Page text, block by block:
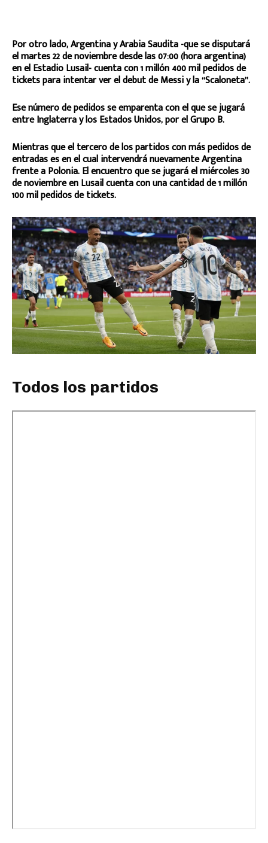
Por otro lado, Argentina y Arabia Saudita -que se disputará
el martes 22 de noviembre desde las 07:00 (hora argentina)
en el Estadio Lusail- cuenta con 1 millón 400 mil pedidos de
tickets para intentar ver el debut de Messi y la “Scaloneta”.
Ese número de pedidos se emparenta con el que se jugará
entre Inglaterra y los Estados Unidos, por el Grupo B.
Mientras que el tercero de los partidos con más pedidos de
entradas es en el cual intervendrá nuevamente Argentina
frente a Polonia. El encuentro que se jugará el miércoles 30
de noviembre en Lusail cuenta con una cantidad de 1 millón
100 mil pedidos de tickets.
Todos los partidos